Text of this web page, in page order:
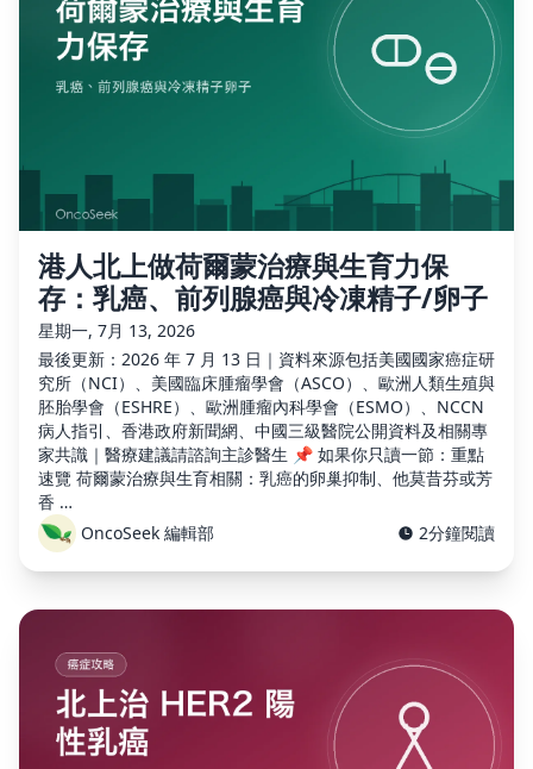
港人北上做荷爾蒙治療與生育力保
存：乳癌、前列腺癌與冷凍精子/卵子
星期一, 7月 13, 2026
最後更新：2026 年 7 月 13 日｜資料來源包括美國國家癌症研
究所（NCI）、美國臨床腫瘤學會（ASCO）、歐洲人類生殖與
胚胎學會（ESHRE）、歐洲腫瘤內科學會（ESMO）、NCCN
病人指引、香港政府新聞網、中國三級醫院公開資料及相關專
家共識｜醫療建議請諮詢主診醫生 📌 如果你只讀一節：重點
速覽 荷爾蒙治療與生育相關：乳癌的卵巢抑制、他莫昔芬或芳
香 …
OncoSeek 編輯部
2分鐘閱讀